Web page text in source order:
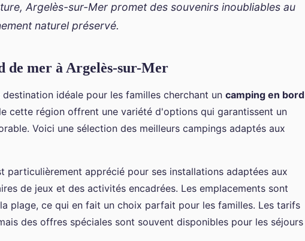
Argelès-sur-Mer promet des souvenirs inoubliables au
naturel préservé.
de mer à Argelès-sur-Mer
idéale pour les familles cherchant un camping en bord
cette région offrent une variété d'options qui garantissent un
Voici une sélection des meilleurs campings adaptés aux
particulièrement apprécié pour ses installations adaptées aux
de jeux et des activités encadrées. Les emplacements sont
plage, ce qui en fait un choix parfait pour les familles. Les tarifs
des offres spéciales sont souvent disponibles pour les séjours